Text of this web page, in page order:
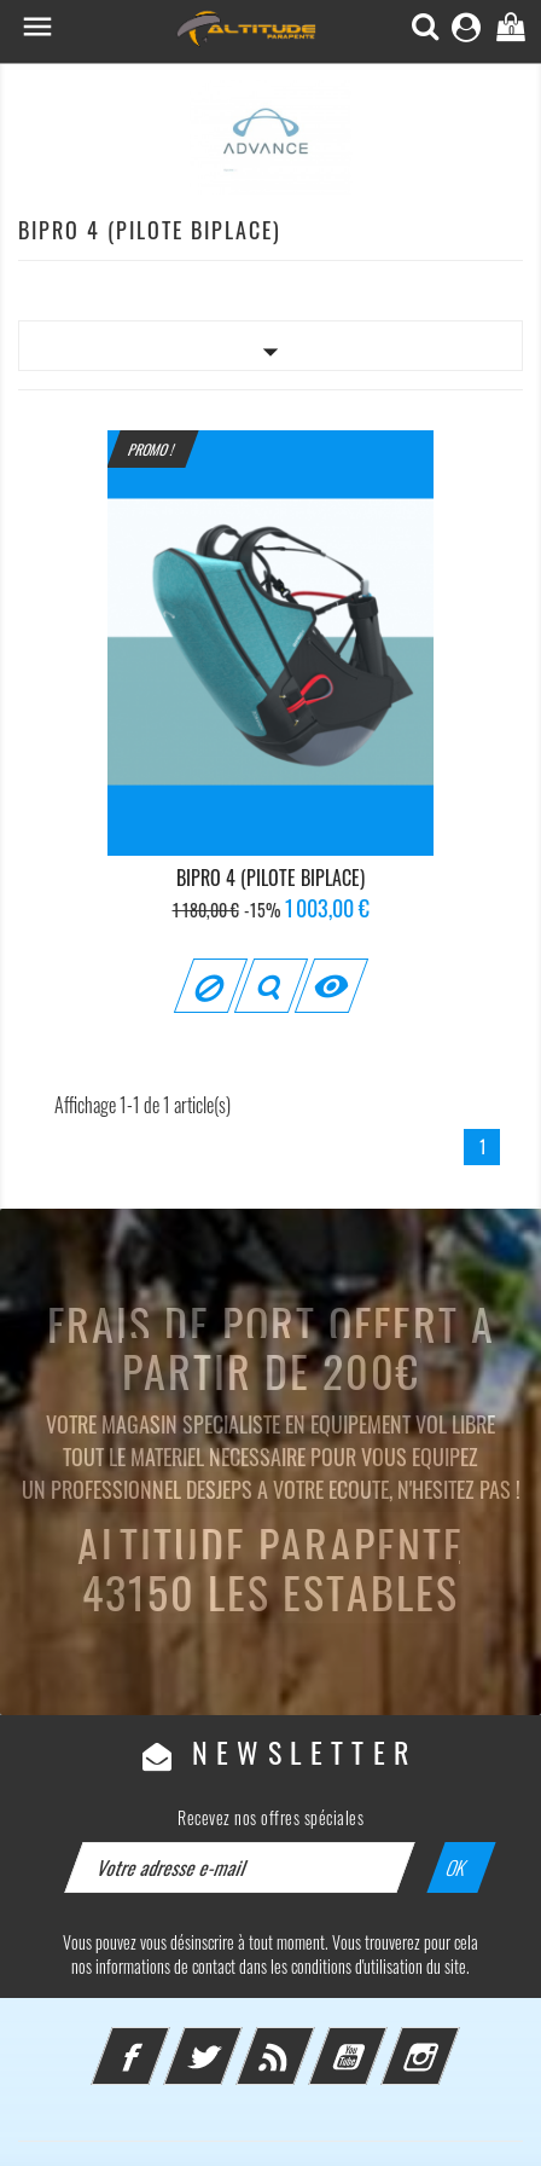
 0
BIPRO 4 (PILOTE BIPLACE)

PROMO !
BIPRO 4 (PILOTE BIPLACE)
Prix
base
1 180,00 € -15% Prix
1 003,00 €

Affichage 1-1 de 1 article(s)
1
FRAIS DE PORT OFFERT A
PARTIR DE 200€
VOTRE MAGASIN SPECIALISTE EN EQUIPEMENT VOL LIBRE
TOUT LE MATERIEL NECESSAIRE POUR VOUS EQUIPEZ
UN PROFESSIONNEL DESJEPS A VOTRE ECOUTE, N'HESITEZ PAS !
ALTITUDE PARAPENTE
43150 LES ESTABLES
NEWSLETTER
Recevez nos offres spéciales
Vous pouvez vous désinscrire à tout moment. Vous trouverez pour cela
nos informations de contact dans les conditions d'utilisation du site.
FacebookTwitter Rss YouTube Instagram